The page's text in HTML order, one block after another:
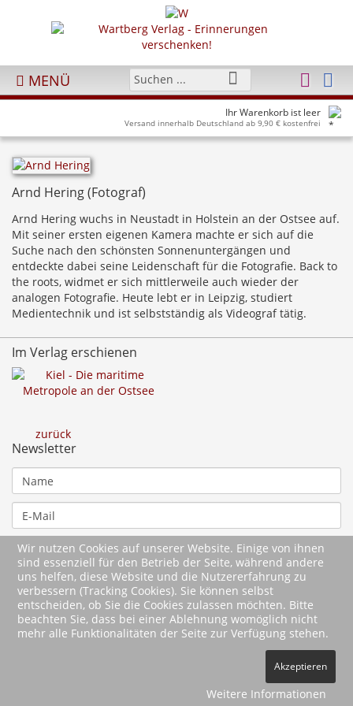
MENÜ
Ihr Warenkorb ist leer
Versand innerhalb Deutschland ab 9,90 € kostenfrei
Arnd Hering (Fotograf)
Arnd Hering wuchs in Neustadt in Holstein an der Ostsee auf.
Mit seiner ersten eigenen Kamera machte er sich auf die
Suche nach den schönsten Sonnenuntergängen und
entdeckte dabei seine Leidenschaft für die Fotografie. Back to
the roots, widmet er sich mittlerweile auch wieder der
analogen Fotografie. Heute lebt er in Leipzig, studiert
Medientechnik und ist selbstständig als Videograf tätig.
Im Verlag erschienen
zurück
Newsletter
Vertrag widerrufen
Wir nutzen Cookies auf unserer Website. Einige von ihnen
sind essenziell für den Betrieb der Seite, während andere
uns helfen, diese Website und die Nutzererfahrung zu
verbessern (Tracking Cookies). Sie können selbst
entscheiden, ob Sie die Cookies zulassen möchten. Bitte
beachten Sie, dass bei einer Ablehnung womöglich nicht
mehr alle Funktionalitäten der Seite zur Verfügung stehen.
Akzeptieren
Weitere Informationen